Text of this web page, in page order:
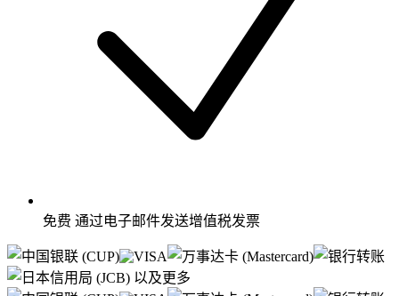
免费 通过电子邮件发送增值税发票
以及更多